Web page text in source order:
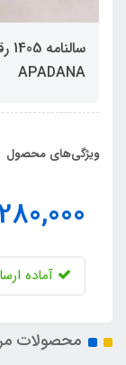
APADANA
ویژگی‌های محصول
آماده
محصولات